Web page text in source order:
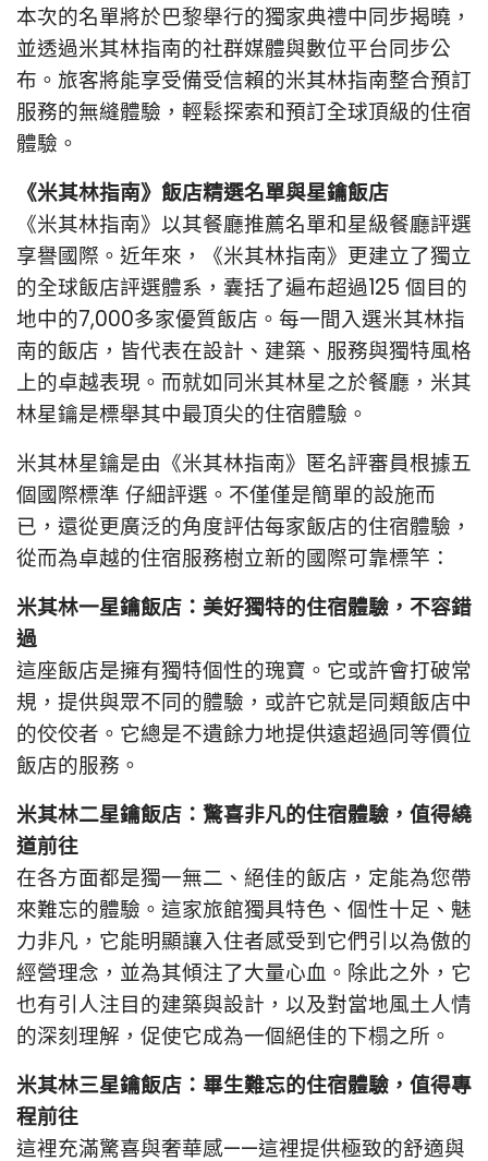
本次的名單將於巴黎舉行的獨家典禮中同步揭曉，
並透過米其林指南的社群媒體與數位平台同步公
布。 旅客將能享受備受信賴的米其林指南整合預訂
服務的無縫體驗，輕鬆探索和預訂全球頂級的住宿
體驗。
《米其林指南》飯店精選名單與星鑰飯店
《米其林指南》以其餐廳推薦名單和星級餐廳評選
享譽國際。近年來，《米其林指南》更建立了獨立
的全球飯店評選體系，囊括了遍布超過125 個目的
地中的7,000多家優質飯店。 每一間入選米其林指
南的飯店，皆代表在設計、建築、服務與獨特風格
上的卓越表現。而就如同米其林星之於餐廳，米其
林星鑰是標舉其中最頂尖的住宿體驗。
米其林星鑰是由《米其林指南》匿名評審員根據五
個國際標準 仔細評選。不僅僅是簡單的設施而
已，還從更廣泛的角度評估每家飯店的住宿體驗，
從而為卓越的住宿服務樹立新的國際可靠標竿：
米其林一星鑰飯店：美好獨特的住宿體驗，不容錯
過
這座飯店是擁有獨特個性的瑰寶。它或許會打破常
規，提供與眾不同的體驗，或許它就是同類飯店中
的佼佼者。它總是不遺餘力地提供遠超過同等價位
飯店的服務。
米其林二星鑰飯店：驚喜非凡的住宿體驗，值得繞
道前往
在各方面都是獨一無二、絕佳的飯店，定能為您帶
來難忘的體驗。這家旅館獨具特色、個性十足、魅
力非凡，它能明顯讓入住者感受到它們引以為傲的
經營理念，並為其傾注了大量心血。除此之外，它
也有引人注目的建築與設計，以及對當地風土人情
的深刻理解，促使它成為一個絕佳的下榻之所。
米其林三星鑰飯店：畢生難忘的住宿體驗，值得專
程前往
這裡充滿驚喜與奢華感——這裡提供極致的舒適與